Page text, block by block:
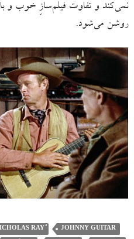
نمی‌کند و تفاوت فیلم‌سازِ خوب و
روشن می‌شود.
JOHNNY GUITAR